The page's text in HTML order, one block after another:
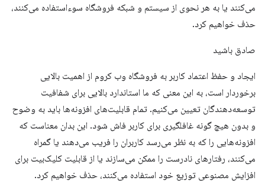
می‌کنند یا به هر نحوی از سیستم و شبکه فروشگاه سوءاستفاده می‌کنند،
حذف خواهیم کرد.
صادق باشید
ایجاد و حفظ اعتماد کاربر به فروشگاه وب کروم از اهمیت بالایی
برخوردار است، به این معنی که ما استاندارد بالایی برای شفافیت
توسعه‌دهندگان تعیین می‌کنیم. تمام قابلیت‌های افزونه‌ها باید به وضوح
و بدون هیچ گونه غافلگیری برای کاربر فاش شود. این بدان معناست که
افزونه‌هایی را که به نظر می‌رسد کاربران را فریب می‌دهند یا گمراه
می‌کنند، رفتارهای نادرست را ممکن می‌سازند یا از قابلیت کلیک‌بیت برای
افزایش مصنوعی توزیع خود استفاده می‌کنند، حذف خواهیم کرد.